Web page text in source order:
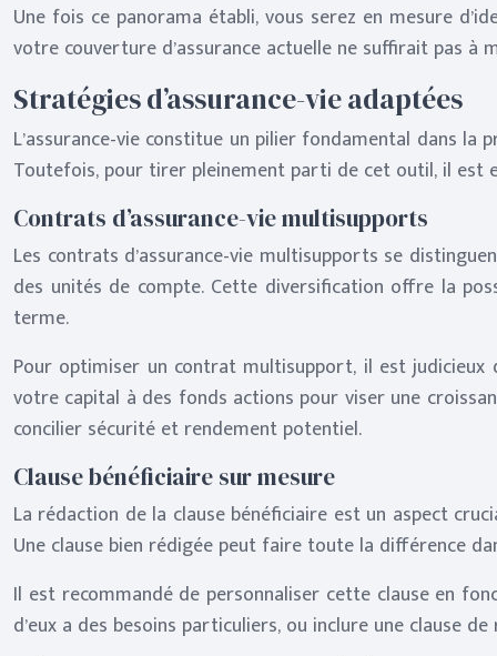
Une fois ce panorama établi, vous serez en mesure
votre couverture d’assurance actuelle ne suffirait pas à
Stratégies d’assurance-vie adaptées
L’assurance-vie constitue un pilier fondamental dans
Toutefois, pour tirer pleinement parti de cet outil, il est
Contrats d’assurance-vie multisupports
Les contrats d’assurance-vie multisupports se
des unités de compte. Cette diversification offre la
terme.
Pour optimiser un contrat multisupport, il est judicieux
votre capital à des fonds actions pour viser une
concilier sécurité et rendement potentiel.
Clause bénéficiaire sur mesure
La rédaction de la clause bénéficiaire est un aspect
Une clause bien rédigée peut faire toute la différence
Il est recommandé de personnaliser cette clause en
d’eux a des besoins particuliers, ou inclure une clause